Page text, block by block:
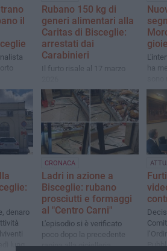
il
Rubano 150 kg di
generi alimentari alla
Caritas di Bisceglie:
arrestati dai
Carabinieri
Il furto risale al 17 marzo
ha
una
denaro
lungo i
CRONACA
Ladri in azione a
Bisceglie: rubano
prosciutti e formaggi
al "Centro Carni"
L'episodio si è verificato
poco dopo la precedente
rapina alla gioielleria